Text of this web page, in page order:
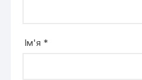
Ім'я *